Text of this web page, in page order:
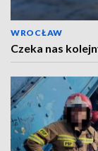
WROCŁAW
Czeka nas